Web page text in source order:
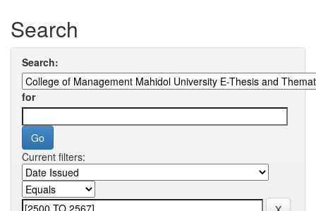
Search
Search:
for
Current filters: